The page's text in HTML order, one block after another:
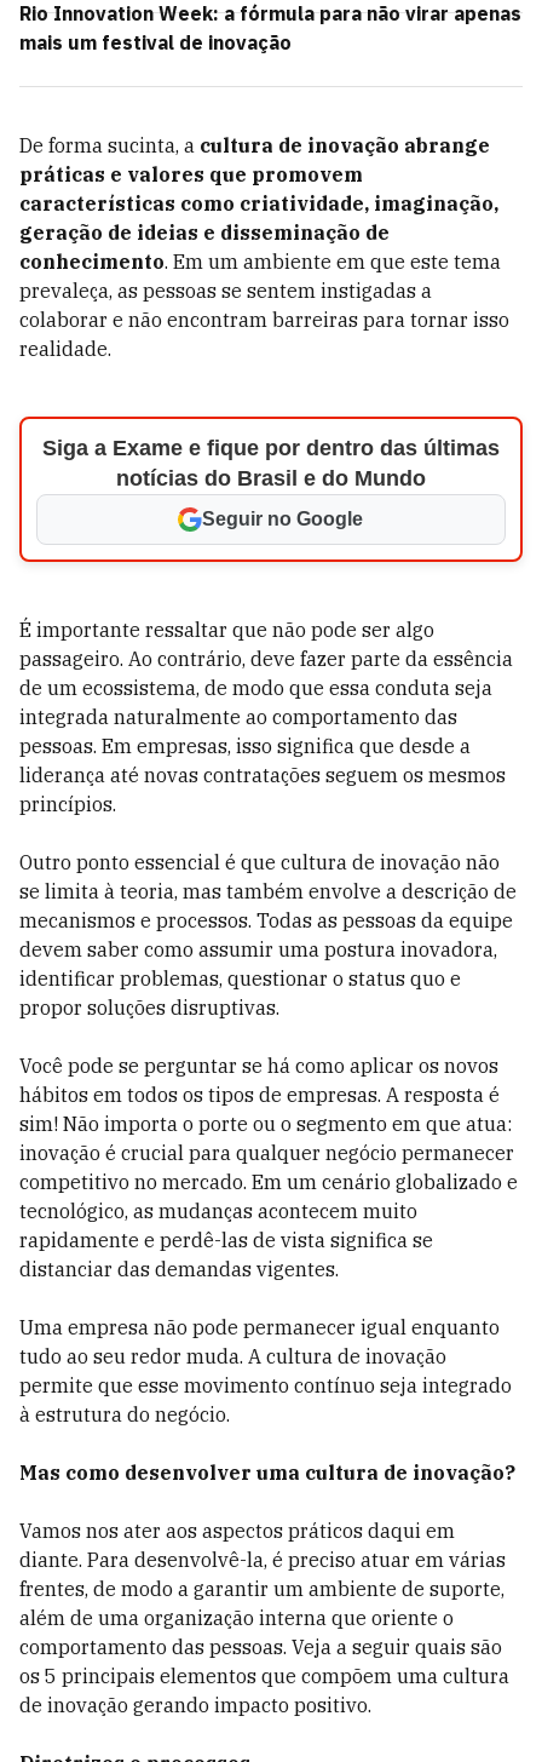
Rio Innovation Week: a fórmula para não virar apenas
mais um festival de inovação
De forma sucinta, a cultura de inovação abrange
práticas e valores que promovem
características como criatividade, imaginação,
geração de ideias e disseminação de
conhecimento. Em um ambiente em que este tema
prevaleça, as pessoas se sentem instigadas a
colaborar e não encontram barreiras para tornar isso
realidade.
Siga a Exame e fique por dentro das últimas
notícias do Brasil e do Mundo
Seguir no Google
É importante ressaltar que não pode ser algo
passageiro. Ao contrário, deve fazer parte da essência
de um ecossistema, de modo que essa conduta seja
integrada naturalmente ao comportamento das
pessoas. Em empresas, isso significa que desde a
liderança até novas contratações seguem os mesmos
princípios.
Outro ponto essencial é que cultura de inovação não
se limita à teoria, mas também envolve a descrição de
mecanismos e processos. Todas as pessoas da equipe
devem saber como assumir uma postura inovadora,
identificar problemas, questionar o status quo e
propor soluções disruptivas.
Você pode se perguntar se há como aplicar os novos
hábitos em todos os tipos de empresas. A resposta é
sim! Não importa o porte ou o segmento em que atua:
inovação é crucial para qualquer negócio permanecer
competitivo no mercado. Em um cenário globalizado e
tecnológico, as mudanças acontecem muito
rapidamente e perdê-las de vista significa se
distanciar das demandas vigentes.
Uma empresa não pode permanecer igual enquanto
tudo ao seu redor muda. A cultura de inovação
permite que esse movimento contínuo seja integrado
à estrutura do negócio.
Mas como desenvolver uma cultura de inovação?
Vamos nos ater aos aspectos práticos daqui em
diante. Para desenvolvê-la, é preciso atuar em várias
frentes, de modo a garantir um ambiente de suporte,
além de uma organização interna que oriente o
comportamento das pessoas. Veja a seguir quais são
os 5 principais elementos que compõem uma cultura
de inovação gerando impacto positivo.